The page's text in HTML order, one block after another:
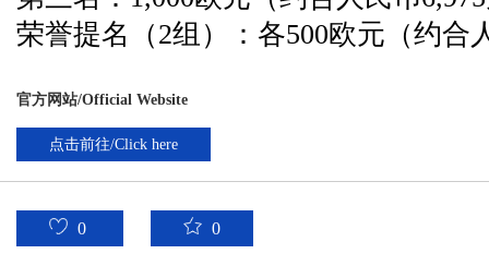
荣誉提名（2组）：各500欧元（约合
官方网站/Official Website
点击前往/Click here
0 0